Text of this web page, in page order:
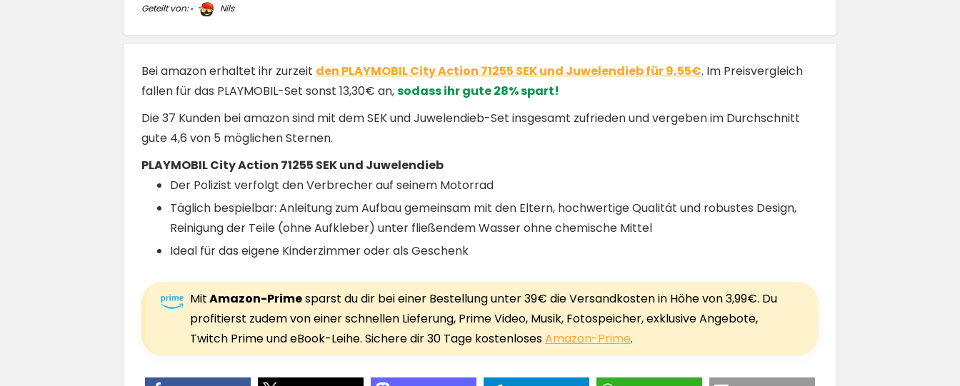
Geteilt von: Nils
Bei amazon erhaltet ihr zurzeit den PLAYMOBIL City Action 71255 SEK und Juwelendieb für 9,55€. Im Preisvergleich
fallen für das PLAYMOBIL-Set sonst 13,30€ an,sodass ihr gute 28% spart!
Die 37 Kunden bei amazon sind mit dem SEK und Juwelendieb-Set insgesamt zufrieden und vergeben im Durchschnitt
gute 4,6 von 5 möglichen Sternen.
PLAYMOBIL City Action 71255 SEK und Juwelendieb
Der Polizist verfolgt den Verbrecher auf seinem Motorrad
Täglich bespielbar: Anleitung zum Aufbau gemeinsam mit den Eltern, hochwertige Qualität und robustes Design,
Reinigung der Teile (ohne Aufkleber) unter fließendem Wasser ohne chemische Mittel
Ideal für das eigene Kinderzimmer oder als Geschenk
MitAmazon-Primesparst du dir bei einer Bestellung unter 39€ die Versandkosten in Höhe von 3,99€. Du
profitierst zudem von einer schnellen Lieferung, Prime Video, Musik, Fotospeicher, exklusive Angebote,
Twitch Prime und eBook-Leihe. Sichere dir 30 Tage kostenlosesAmazon-Prime.